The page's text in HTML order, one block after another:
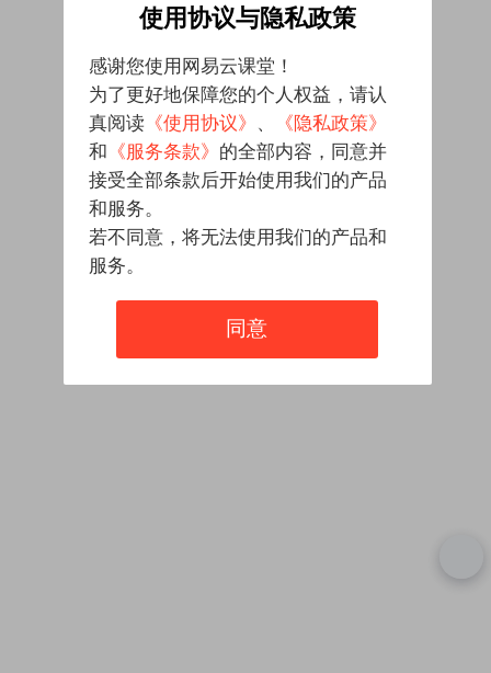
使用协议与隐私政策
感谢您使用网易云课堂！
为了更好地保障您的个人权益，请认
真阅读 《使用协议》 、
《隐私政策》
和 《服务条款》 的全部内容，同意并
接受全部条款后开始使用我们的产品
和服务。
若不同意，将无法使用我们的产品和
服务。
同意